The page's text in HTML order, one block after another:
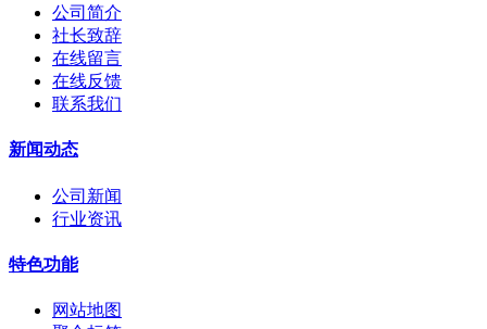
公司简介
社长致辞
在线留言
在线反馈
联系我们
新闻动态
公司新闻
行业资讯
特色功能
网站地图